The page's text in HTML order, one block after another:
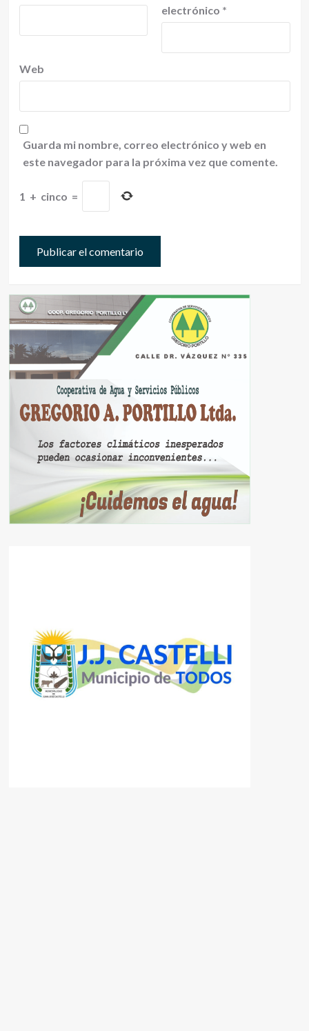
electrónico *
Web
Guarda mi nombre, correo electrónico y web en
este navegador para la próxima vez que comente.
1 + cinco =